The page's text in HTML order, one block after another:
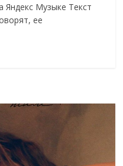
Музыке Текст
ее